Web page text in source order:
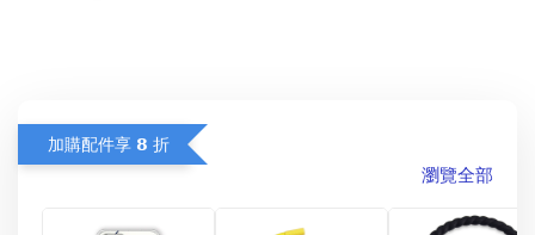
加購配件享 𝟴 折
瀏覽全部